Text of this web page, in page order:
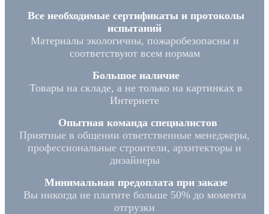
Все необходимые сертификаты и протоколы
испытаний
Материалы экологичны, пожаробезопасны и
соответствуют всем нормам
Большое наличие
Товары на складе, а не только на картинках в
Интернете
Опытная команда специалистов
Приятные в общении ответственные менеджеры,
профессиональные строители, архитекторы и
дизайнеры
Минимальная предоплата при заказе
Вы никогда не платите больше 50% до момента
отгрузки